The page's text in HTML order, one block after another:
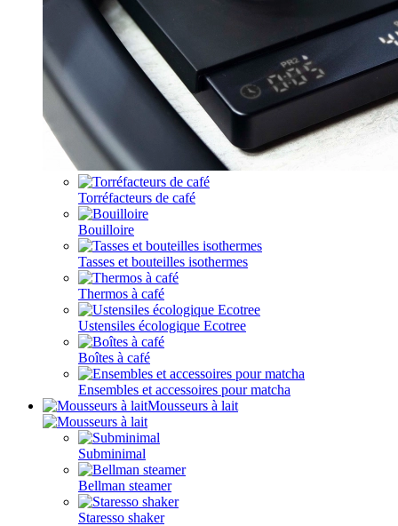
Torréfacteurs de café
Bouilloire
Tasses et bouteilles isothermes
Thermos à café
Ustensiles écologique Ecotree
Boîtes à café
Ensembles et accessoires pour matcha
Mousseurs à lait
Subminimal
Bellman steamer
Staresso shaker